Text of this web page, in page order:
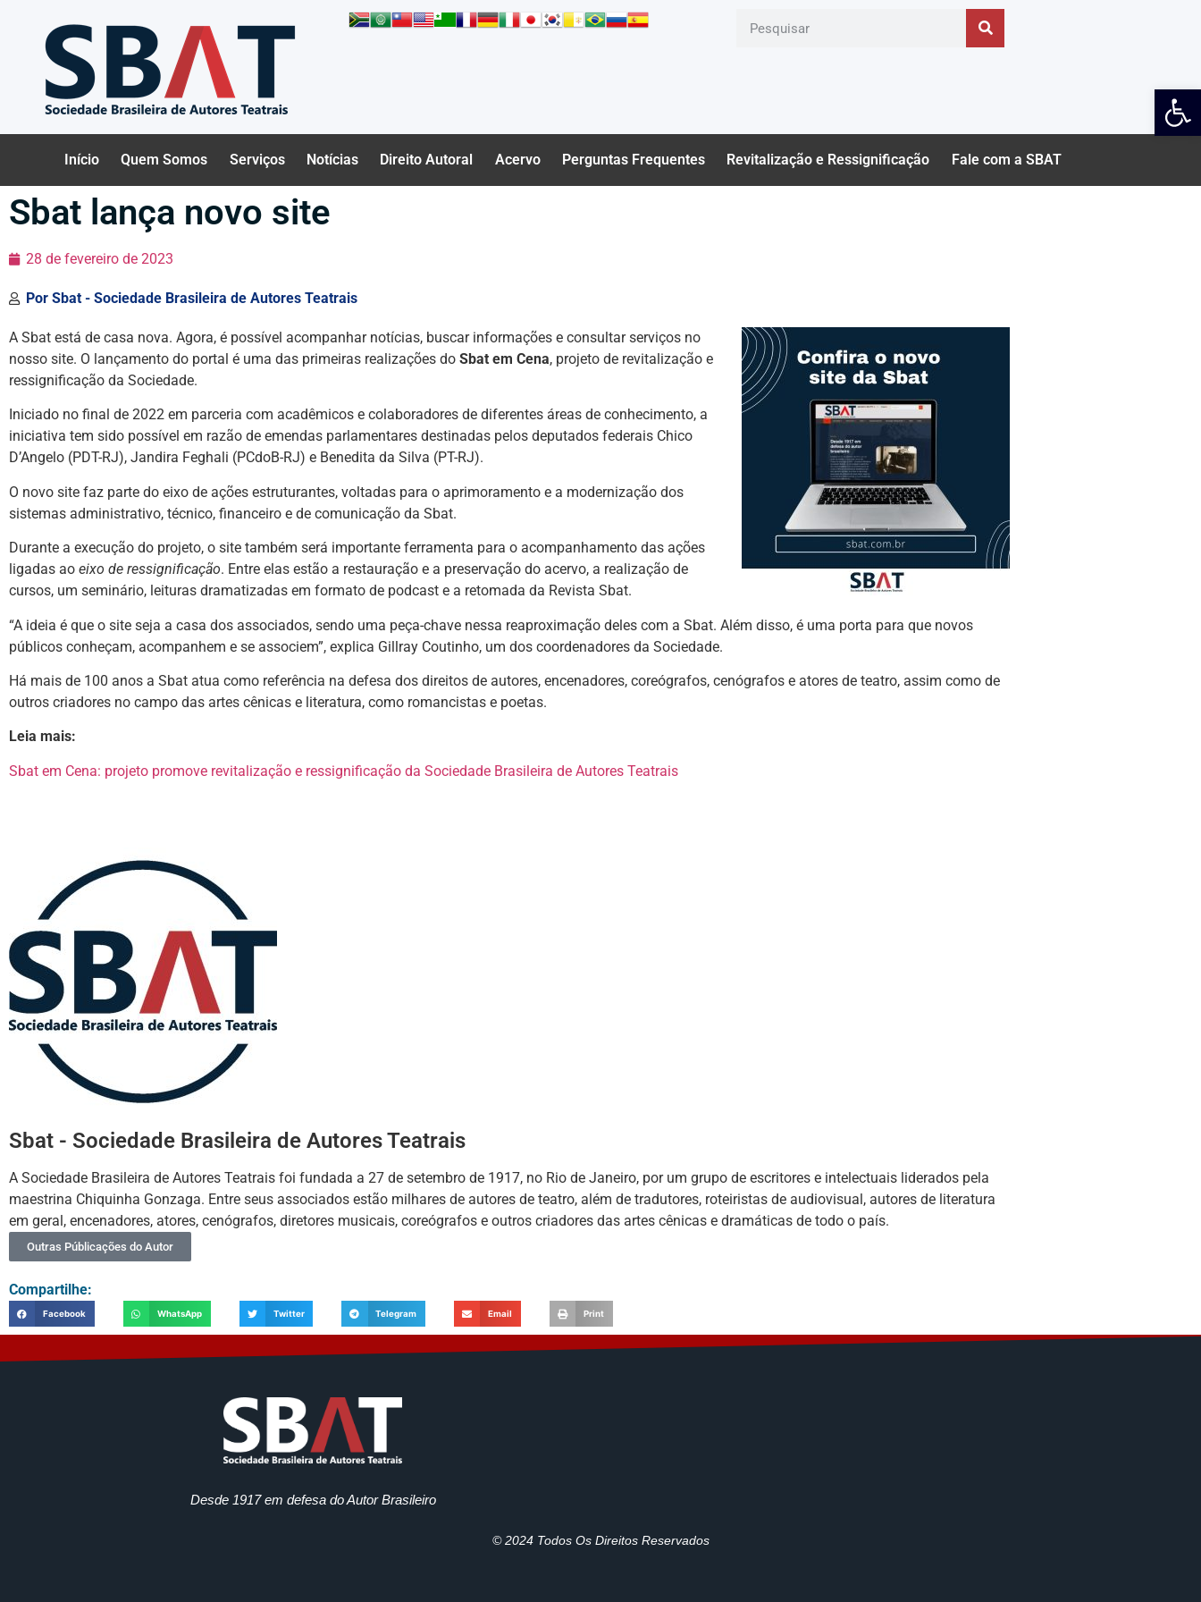
Início Quem Somos Serviços Notícias Direito Autoral Acervo Perguntas Frequentes Revitalização e Ressignificação Fale com a SBAT
Sbat lança novo site
28 de fevereiro de 2023
Por Sbat - Sociedade Brasileira de Autores Teatrais
A Sbat está de casa nova. Agora, é possível acompanhar notícias, buscar informações e consultar serviços no
nosso site. O lançamento do portal é uma das primeiras realizações do Sbat em Cena, projeto de revitalização e
ressignificação da Sociedade.
Iniciado no final de 2022 em parceria com acadêmicos e colaboradores de diferentes áreas de conhecimento, a
iniciativa tem sido possível em razão de emendas parlamentares destinadas pelos deputados federais Chico
D’Angelo (PDT-RJ), Jandira Feghali (PCdoB-RJ) e Benedita da Silva (PT-RJ).
O novo site faz parte do eixo de ações estruturantes, voltadas para o aprimoramento e a modernização dos
sistemas administrativo, técnico, financeiro e de comunicação da Sbat.
Durante a execução do projeto, o site também será importante ferramenta para o acompanhamento das ações
ligadas ao eixo de ressignificação. Entre elas estão a restauração e a preservação do acervo, a realização de
cursos, um seminário, leituras dramatizadas em formato de podcast e a retomada da Revista Sbat.
“A ideia é que o site seja a casa dos associados, sendo uma peça-chave nessa reaproximação deles com a Sbat. Além disso, é uma porta para que novos
públicos conheçam, acompanhem e se associem”, explica Gillray Coutinho, um dos coordenadores da Sociedade.
Há mais de 100 anos a Sbat atua como referência na defesa dos direitos de autores, encenadores, coreógrafos, cenógrafos e atores de teatro, assim como de
outros criadores no campo das artes cênicas e literatura, como romancistas e poetas.
Leia mais:
Sbat em Cena: projeto promove revitalização e ressignificação da Sociedade Brasileira de Autores Teatrais
Sbat - Sociedade Brasileira de Autores Teatrais
A Sociedade Brasileira de Autores Teatrais foi fundada a 27 de setembro de 1917, no Rio de Janeiro, por um grupo de escritores e intelectuais liderados pela
maestrina Chiquinha Gonzaga. Entre seus associados estão milhares de autores de teatro, além de tradutores, roteiristas de audiovisual, autores de literatura
em geral, encenadores, atores, cenógrafos, diretores musicais, coreógrafos e outros criadores das artes cênicas e dramáticas de todo o país.
Outras Públicações do Autor
Compartilhe:
Facebook WhatsApp Twitter Telegram Email Print
Desde 1917 em defesa do Autor Brasileiro
© 2024 Todos Os Direitos Reservados